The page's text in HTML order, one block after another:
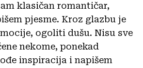
klasičan romantičar,
pjesme. Kroz glazbu je
ogoliti dušu. Nisu sve
nekome, ponekad
inspiracija i napišem